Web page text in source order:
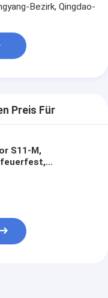
Bezirk, Qingdao-
Preis Für
S11-M,